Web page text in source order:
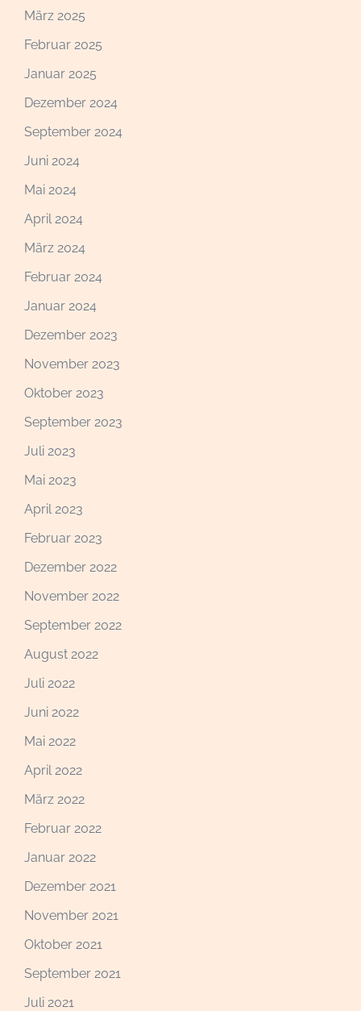
März 2025
Februar 2025
Januar 2025
Dezember 2024
September 2024
Juni 2024
Mai 2024
April 2024
März 2024
Februar 2024
Januar 2024
Dezember 2023
November 2023
Oktober 2023
September 2023
Juli 2023
Mai 2023
April 2023
Februar 2023
Dezember 2022
November 2022
September 2022
August 2022
Juli 2022
Juni 2022
Mai 2022
April 2022
März 2022
Februar 2022
Januar 2022
Dezember 2021
November 2021
Oktober 2021
September 2021
Juli 2021